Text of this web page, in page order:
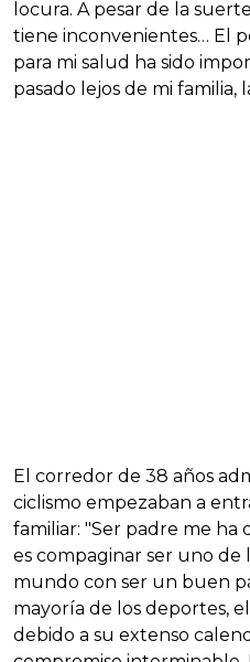
locura. A pesar de la
tiene inconvenientes… El
para mi salud ha sido
pasado lejos de mi familia,
El corredor de 38 años
ciclismo empezaban a
familiar: "Ser padre me
es compaginar ser uno de
mundo con ser un buen
mayoría de los deportes,
debido a su extenso